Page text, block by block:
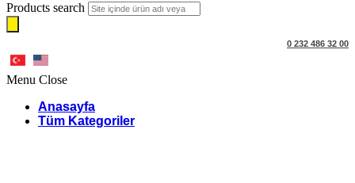
Products search
0 232 486 32 00
Menu Close
Anasayfa
Tüm Kategoriler